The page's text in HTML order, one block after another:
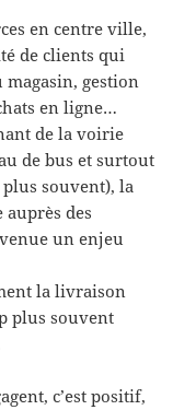
en centre ville,
de clients qui
magasin, gestion
en ligne…
de la voirie
de bus et surtout
souvent), la
des
un enjeu
la livraison
plus souvent
c’est positif,